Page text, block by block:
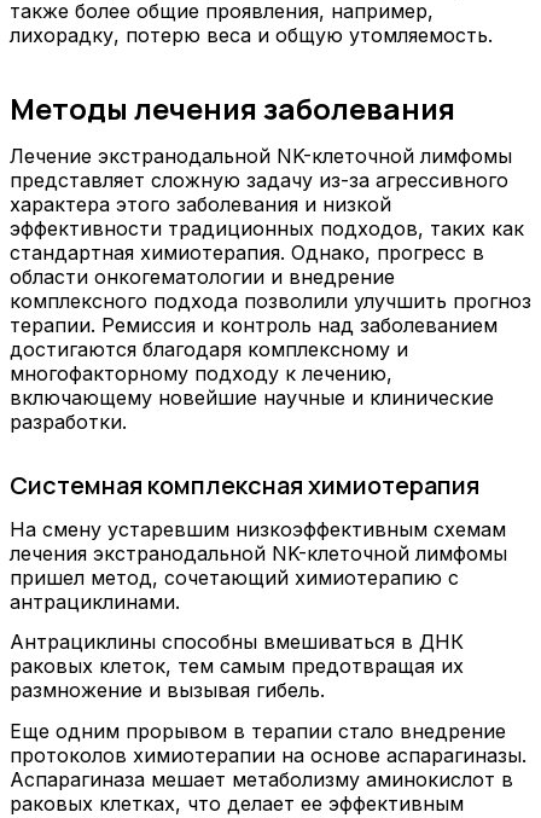
также более общие проявления, например,
лихорадку, потерю веса и общую утомляемость.
Методы лечения заболевания
Лечение экстранодальной NK-клеточной лимфомы
представляет сложную задачу из-за агрессивного
характера этого заболевания и низкой
эффективности традиционных подходов, таких как
стандартная химиотерапия. Однако, прогресс в
области онкогематологии и внедрение
комплексного подхода позволили улучшить прогноз
терапии. Ремиссия и контроль над заболеванием
достигаются благодаря комплексному и
многофакторному подходу к лечению,
включающему новейшие научные и клинические
разработки.
Системная комплексная химиотерапия
На смену устаревшим низкоэффективным схемам
лечения экстранодальной NK-клеточной лимфомы
пришел метод, сочетающий химиотерапию с
антрациклинами.
Антрациклины способны вмешиваться в ДНК
раковых клеток, тем самым предотвращая их
размножение и вызывая гибель.
Еще одним прорывом в терапии стало внедрение
протоколов химиотерапии на основе аспарагиназы.
Аспарагиназа мешает метаболизму аминокислот в
раковых клетках, что делает ее эффективным